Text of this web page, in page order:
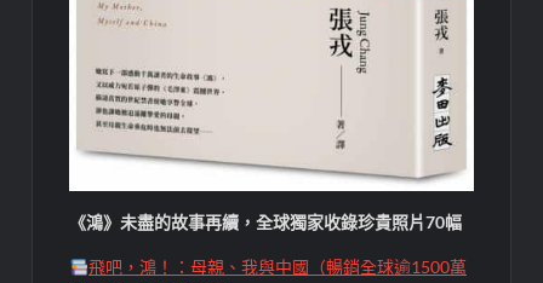
《鴻》未盡的故事再續，全球獨家收錄珍貴照片70幅
飛吧，鴻！：母親、我與中國（暢銷全球逾1500萬